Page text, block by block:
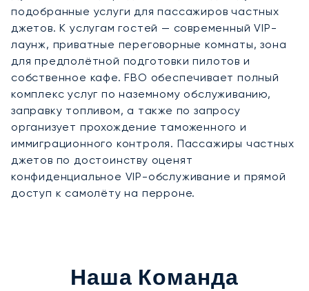
подобранные услуги для пассажиров частных
джетов. К услугам гостей — современный VIP-
лаунж, приватные переговорные комнаты, зона
для предполётной подготовки пилотов и
собственное кафе. FBO обеспечивает полный
комплекс услуг по наземному обслуживанию,
заправку топливом, а также по запросу
организует прохождение таможенного и
иммиграционного контроля. Пассажиры частных
джетов по достоинству оценят
конфиденциальное VIP-обслуживание и прямой
доступ к самолёту на перроне.
Наша Команда